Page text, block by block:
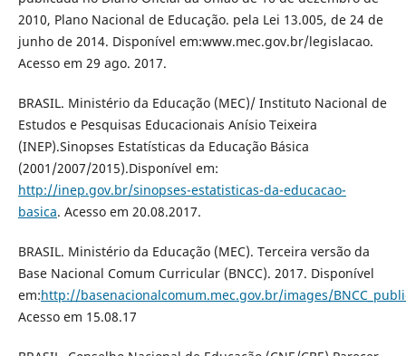
2010, Plano Nacional de Educação. pela Lei 13.005, de 24 de
junho de 2014. Disponível em:www.mec.gov.br/legislacao.
Acesso em 29 ago. 2017.
BRASIL. Ministério da Educação (MEC)/ Instituto Nacional de
Estudos e Pesquisas Educacionais Anísio Teixeira
(INEP).Sinopses Estatísticas da Educação Básica
(2001/2007/2015).Disponível em:
http://inep.gov.br/sinopses-estatisticas-da-educacao-
basica. Acesso em 20.08.2017.
BRASIL. Ministério da Educação (MEC). Terceira versão da
Base Nacional Comum Curricular (BNCC). 2017. Disponível
em:http://basenacionalcomum.mec.gov.br/images/
Acesso em 15.08.17